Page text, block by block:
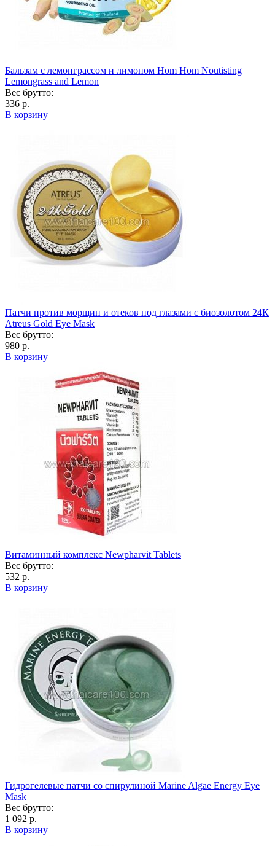
Бальзам с лемонграссом и лимоном Hom Hom Noutisting
Lemongrass and Lemon
Вес брутто:
336 р.
В корзину
Патчи против морщин и отеков под глазами с биозолотом 24К
Atreus Gold Eye Mask
Вес брутто:
980 р.
В корзину
Витаминный комплекс Newpharvit Tablets
Вес брутто:
532 р.
В корзину
Гидрогелевые патчи со спирулиной Marine Algae Energy Eye
Mask
Вес брутто:
1 092 р.
В корзину